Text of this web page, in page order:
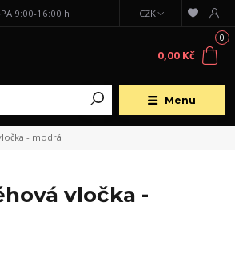
Menu
CZK
PA 9:00-16:00 h
0
0,00 Kč
- modrá
vločka -